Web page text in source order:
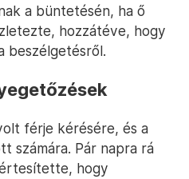
a büntetésén, ha ő
hozzátéve, hogy
beszélgetésről.
férje kérésére, és a
számára. Pár napra rá
hogy